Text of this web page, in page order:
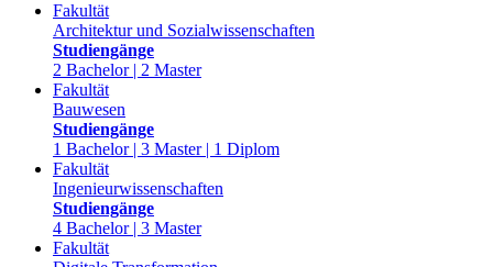
Fakultät
Architektur und Sozialwissenschaften
Studiengänge
2 Bachelor | 2 Master
Fakultät
Bauwesen
Studiengänge
1 Bachelor | 3 Master | 1 Diplom
Fakultät
Ingenieurwissenschaften
Studiengänge
4 Bachelor | 3 Master
Fakultät